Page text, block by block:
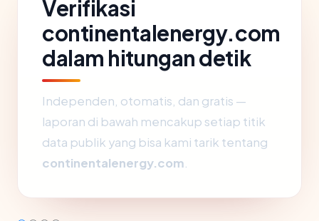
Verifikasi
continentalenergy.com
dalam hitungan detik
Independen, otomatis, dan gratis —
laporan di bawah mencakup setiap titik
data publik yang bisa kami tarik tentang
continentalenergy.com